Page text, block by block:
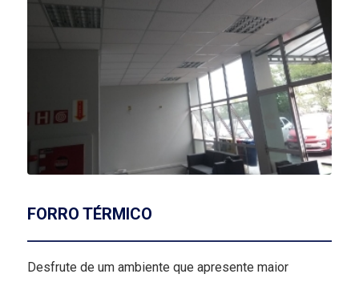
FORRO TÉRMICO
Desfrute de um ambiente que apresente maior